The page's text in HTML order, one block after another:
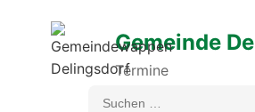
Gemeinde
Termine